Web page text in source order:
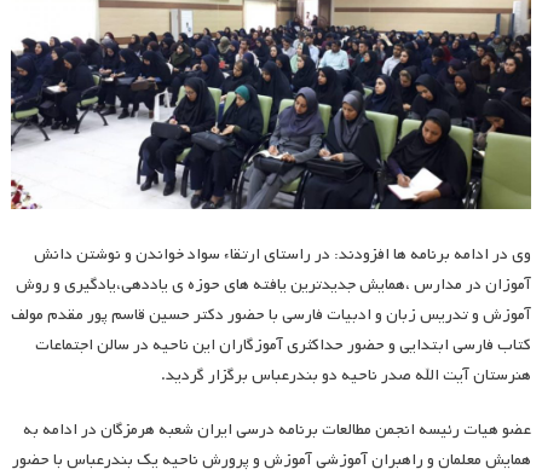
وی در ادامه برنامه ها افزودند: در راستای ارتقاء سواد خواندن و نوشتن دانش
آموزان در مدارس ،همایش جدیدترین یافته های حوزه ی یاددهی،یادگیری و روش
آموزش و تدریس زبان و ادبیات فارسی با حضور دکتر حسین قاسم پور مقدم مولف
کتاب فارسی ابتدایی و حضور حداکثری آموزگاران این ناحیه در سالن اجتماعات
هنرستان آیت الله صدر ناحیه دو بندرعباس برگزار گردید.
عضو هیات رئیسه انجمن مطالعات برنامه درسی ایران شعبه هرمزگان در ادامه به
همایش معلمان و راهبران آموزشی آموزش و پرورش ناحیه یک بندرعباس با حضور